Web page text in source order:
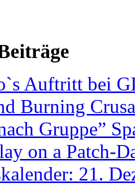
Auftritt bei
Burning
Gruppe”
on a Patch-
21.